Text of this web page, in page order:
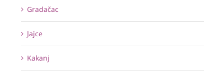
Gradačac
Jajce
Kakanj